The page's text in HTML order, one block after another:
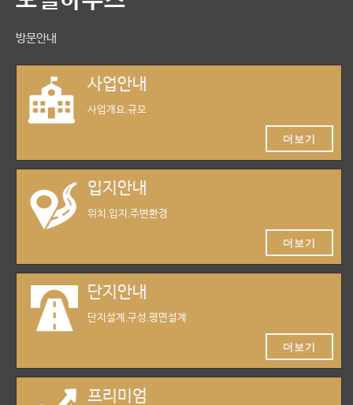
방문안내
사업안내
사업개요,규모
더보기
입지안내
위치,입지,주변환경
더보기
단지안내
단지설계,구성,평면설계
더보기
프리미엄